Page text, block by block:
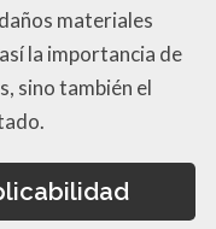
materiales
la importancia de
sino también el